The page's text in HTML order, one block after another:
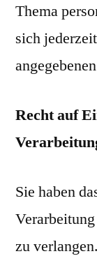
Thema
sich
Recht auf
Sie haben
zu